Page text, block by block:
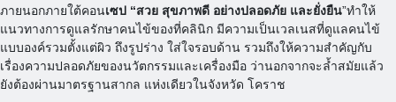
ภายนอกภายใต้คอนเซป “สวย สุขภาพดี อย่างปลอดภัย และยั่งยืน”ทำให้
แนวทางการดูแลรักษาคนไข้ของที่คลินิก มีความเป็นเวลเนสที่ดูแลคนไข้
แบบองค์รวมตั้งแต่ผิว ถึงรูปร่าง ใส่ใจรอบด้าน รวมถึงให้ความสำคัญกับ
เรื่องความปลอดภัยของนวัตกรรมและเครื่องมือ ว่านอกจากจะล้ำสมัยแล้ว
ยังต้องผ่านมาตรฐานสากล แห่งเดียวในจังหวัด โคราช